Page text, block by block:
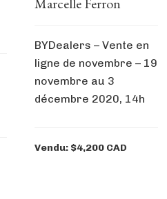
Marcelle Ferron
BYDealers – Vente en
ligne de novembre – 19
novembre au 3
décembre 2020, 14h
Vendu: $4,200 CAD